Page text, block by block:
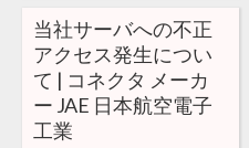
当社サーバへの不正
アクセス発生につい
て | コネクタ メーカ
ー JAE 日本航空電子
工業